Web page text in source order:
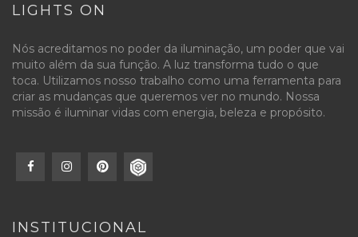
LIGHTS ON
Nós acreditamos no poder da iluminação, um poder que vai
muito além da sua função. A luz transforma tudo o que
toca. Utilizamos nosso trabalho como uma ferramenta para
criar as mudanças que queremos ver no mundo. Nossa
missão é iluminar vidas com energia, beleza e propósito.
INSTITUCIONAL